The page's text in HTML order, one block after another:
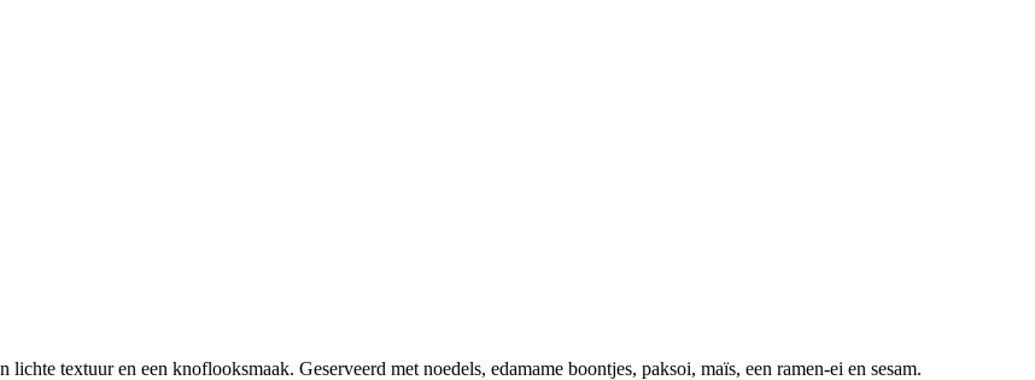
textuur en een knoflooksmaak. Geserveerd met noedels, edamame boontjes, paksoi, maïs, een ramen-ei en sesam.